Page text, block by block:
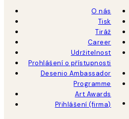
O nás
Tisk
Tiráž
Career
Udržitelnost
Prohlášení o přístupnosti
Desenio Ambassador
Programme
Art Awards
Přihlášení (firma)